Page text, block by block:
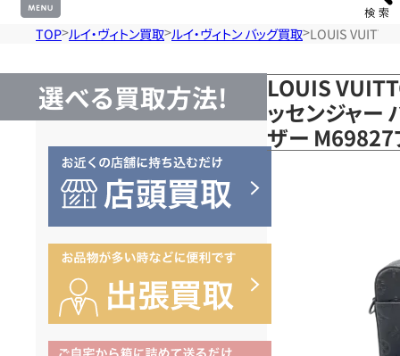
TOP ルイ・ヴィトン買取 ルイ・ヴィトン バッグ買取 LOUIS
選べる買取方法!
LOUIS
ッセンジャー
ザー M69827